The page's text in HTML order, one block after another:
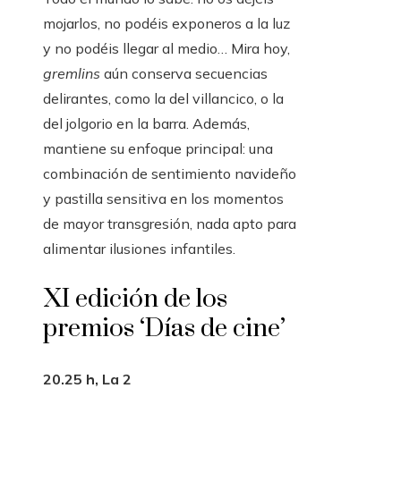
mojarlos, no podéis exponeros a la luz
y no podéis llegar al medio… Mira hoy,
gremlins aún conserva secuencias
delirantes, como la del villancico, o la
del jolgorio en la barra. Además,
mantiene su enfoque principal: una
combinación de sentimiento navideño
y pastilla sensitiva en los momentos
de mayor transgresión, nada apto para
alimentar ilusiones infantiles.
XI edición de los
premios ‘Días de cine’
20.25 h, La 2